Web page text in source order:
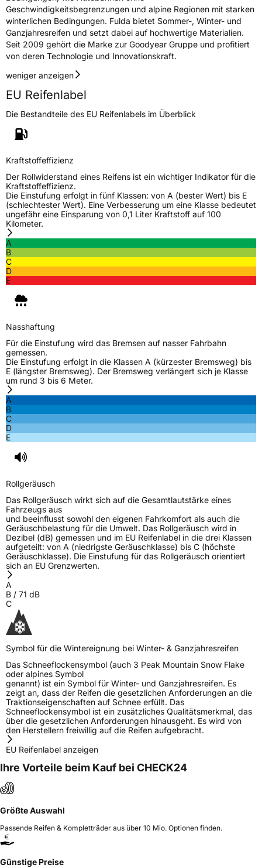
Geschwindigkeitsbegrenzungen und alpine Regionen mit starken
winterlichen Bedingungen. Fulda bietet Sommer-, Winter- und
Ganzjahresreifen und setzt dabei auf hochwertige Materialien.
Seit 2009 gehört die Marke zur Goodyear Gruppe und profitiert
von deren Technologie und Innovationskraft.
weniger anzeigen
EU Reifenlabel
Die Bestandteile des EU Reifenlabels im Überblick
Kraftstoffeffizienz
Der Rollwiderstand eines Reifens ist ein wichtiger Indikator für die
Kraftstoffeffizienz.
Die Einstufung erfolgt in fünf Klassen: von A (bester Wert) bis E
(schlechtester Wert). Eine Verbesserung um eine Klasse bedeutet
ungefähr eine Einsparung von 0,1 Liter Kraftstoff auf 100
Kilometer.
A
B
C
D
E
Nasshaftung
Für die Einstufung wird das Bremsen auf nasser Fahrbahn
gemessen.
Die Einstufung erfolgt in die Klassen A (kürzester Bremsweg) bis
E (längster Bremsweg). Der Bremsweg verlängert sich je Klasse
um rund 3 bis 6 Meter.
A
B
C
D
E
Rollgeräusch
Das Rollgeräusch wirkt sich auf die Gesamtlautstärke eines
Fahrzeugs aus
und beeinflusst sowohl den eigenen Fahrkomfort als auch die
Geräuschbelastung für die Umwelt. Das Rollgeräusch wird in
Dezibel (dB) gemessen und im EU Reifenlabel in die drei Klassen
aufgeteilt: von A (niedrigste Geräuschklasse) bis C (höchste
Geräuschklasse). Die Einstufung für das Rollgeräusch orientiert
sich an EU Grenzwerten.
A
B / 71 dB
C
Symbol für die Wintereignung bei Winter- & Ganzjahresreifen
Das Schneeflockensymbol (auch 3 Peak Mountain Snow Flake
oder alpines Symbol
genannt) ist ein Symbol für Winter- und Ganzjahresreifen. Es
zeigt an, dass der Reifen die gesetzlichen Anforderungen an die
Traktionseigenschaften auf Schnee erfüllt. Das
Schneeflockensymbol ist ein zusätzliches Qualitätsmerkmal, das
über die gesetzlichen Anforderungen hinausgeht. Es wird von
den Herstellern freiwillig auf die Reifen aufgebracht.
EU Reifenlabel anzeigen
Ihre Vorteile beim Kauf bei CHECK24
Größte Auswahl
Passende Reifen & Kompletträder aus über 10 Mio. Optionen finden.
Günstige Preise